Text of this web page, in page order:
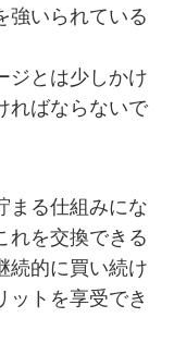
強いられている
ジとは少しかけ
ればならないで
まる仕組みにな
れを交換できる
続的に買い続け
ットを享受でき